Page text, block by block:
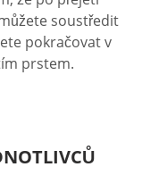
soustředit
pokračovat v
prstem.